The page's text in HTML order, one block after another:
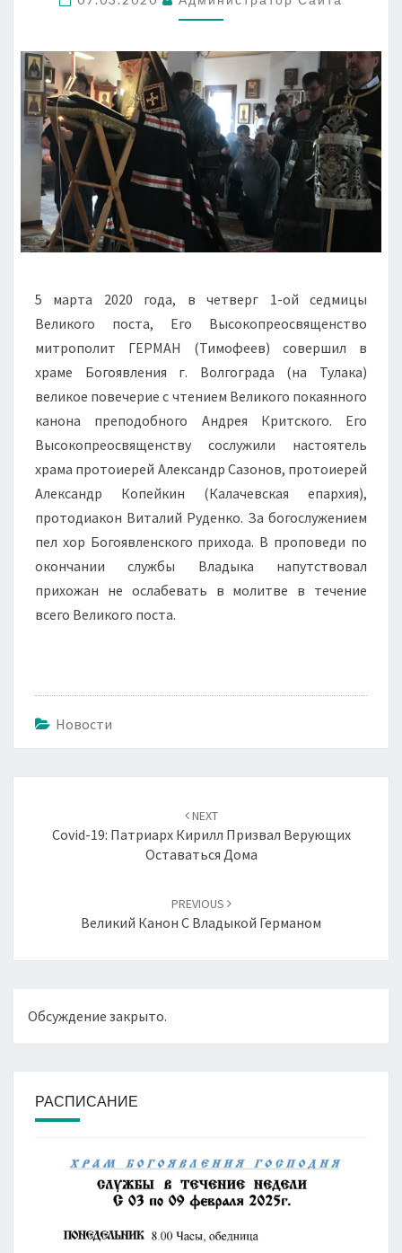
БОГОЯВЛЕНИЯ
5 марта 2020 года, в четверг 1-ой седмицы
Великого поста, Его Высокопреосвященство
митрополит ГЕРМАН (Тимофеев) совершил в
храме Богоявления г. Волгограда (на Тулака)
великое повечерие с чтением Великого покаянного
канона преподобного Андрея Критского. Его
Высокопреосвященству сослужили настоятель
храма протоиерей Александр Сазонов, протоиерей
Александр Копейкин (Калачевская епархия),
протодиакон Виталий Руденко. За богослужением
пел хор Богоявленского прихода. В проповеди по
окончании службы Владыка напутствовал
прихожан не ослабевать в молитве в течение
всего Великого поста.
Новости
записям
NEXT
Covid-19: Патриарх Кирилл Призвал Верующих
Оставаться Дома
PREVIOUS
Великий Канон С Владыкой Германом
Обсуждение закрыто.
РАСПИСАНИЕ